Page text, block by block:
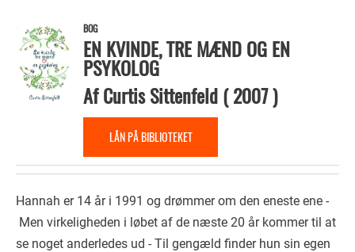
Temaer
BOG
EN KVINDE, TRE MÆND OG EN
PSYKOLOG
AfCurtis Sittenfeld(2007)
LÅN PÅ BIBLIOTEKET
Hannah er 14 år i 1991 og drømmer om den eneste ene -
Men virkeligheden i løbet af de næste 20 år kommer til at
se noget anderledes ud - Til gengæld finder hun sin egen